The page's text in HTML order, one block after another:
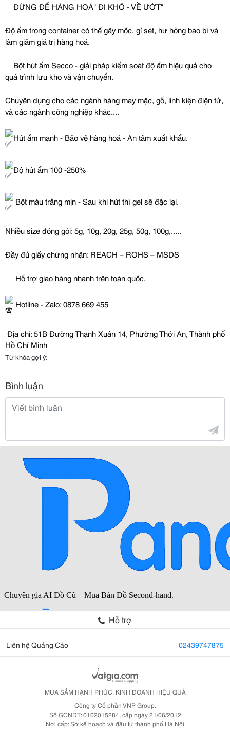
ĐỪNG ĐỂ HÀNG HOÁ" ĐI KHÔ - VỀ ƯỚT"
Độ ẩm trong container có thể gây mốc, gỉ sét, hư hỏng bao bì và
làm giảm giá trị hàng hoá.
Bột hút ẩm Secco - giải pháp kiểm soát độ ẩm hiệu quả cho
quá trình lưu kho và vận chuyển.
Chuyên dụng cho các ngành hàng may mặc, gỗ, linh kiện điện tử,
và các ngành công nghiệp khác....
Hút ẩm mạnh - Bảo vệ hàng hoá - An tâm xuất khẩu.
Độ hút ẩm 100 -250%
Bột màu trắng mịn - Sau khi hút thì gel sẽ đặc lại.
Nhiều size đóng gói: 5g, 10g, 20g, 25g, 50g, 100g,.....
Đầy đủ giấy chứng nhận: REACH – ROHS – MSDS
Hỗ trợ giao hàng nhanh trên toàn quốc.
Hotline - Zalo: 0878 669 455
Hồ Chí Minh
Từ khóa gợi ý:
Bình luận
Hỗ trợ
Liên hệ Quảng Cáo 02439747875
MUA SẮM HẠNH PHÚC, KINH DOANH HIỆU QUẢ
Công ty Cổ phần VNP Group.
Số GCNDT: 0102015284, cấp ngày 21/06/2012
Nơi cấp: Sở kế hoạch và đầu tư thành phố Hà Nội